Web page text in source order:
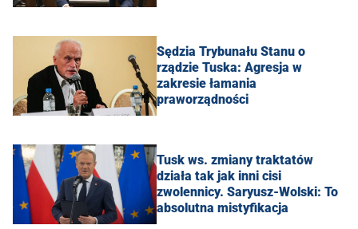
Sędzia Trybunału Stanu o
rządzie Tuska: Agresja w
zakresie łamania
praworządności
Tusk ws. zmiany traktatów
działa tak jak inni cisi
zwolennicy. Saryusz-Wolski: To
absolutna mistyfikacja